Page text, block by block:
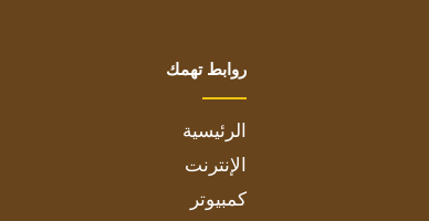
روابط تهمك
الرئيسية
الإنترنت
كمبيوتر